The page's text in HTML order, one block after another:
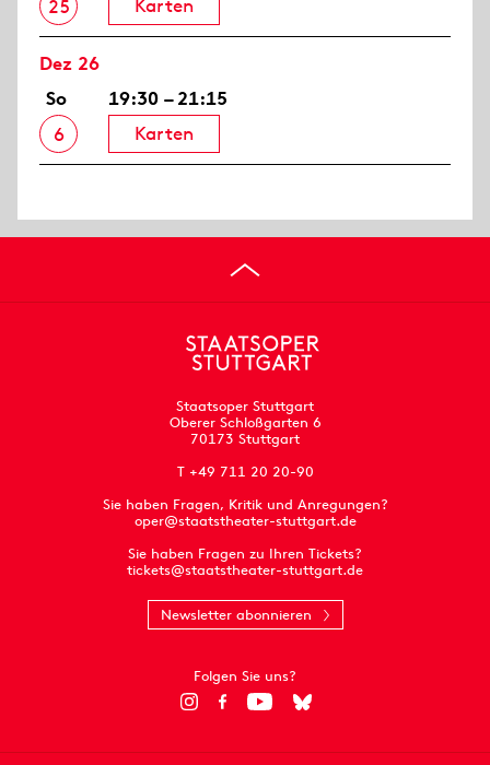
25
Karten
Dez 26
So
6
19:30 – 21:15
Karten
Staatsoper Stuttgart
Oberer Schloßgarten 6
70173 Stuttgart
T +49 711 20 20-90
Sie haben Fragen, Kritik und Anregungen?
oper@staatstheater-stuttgart.de
Sie haben Fragen zu Ihren Tickets?
tickets@staatstheater-stuttgart.de
Newsletter abonnieren
Folgen Sie uns?